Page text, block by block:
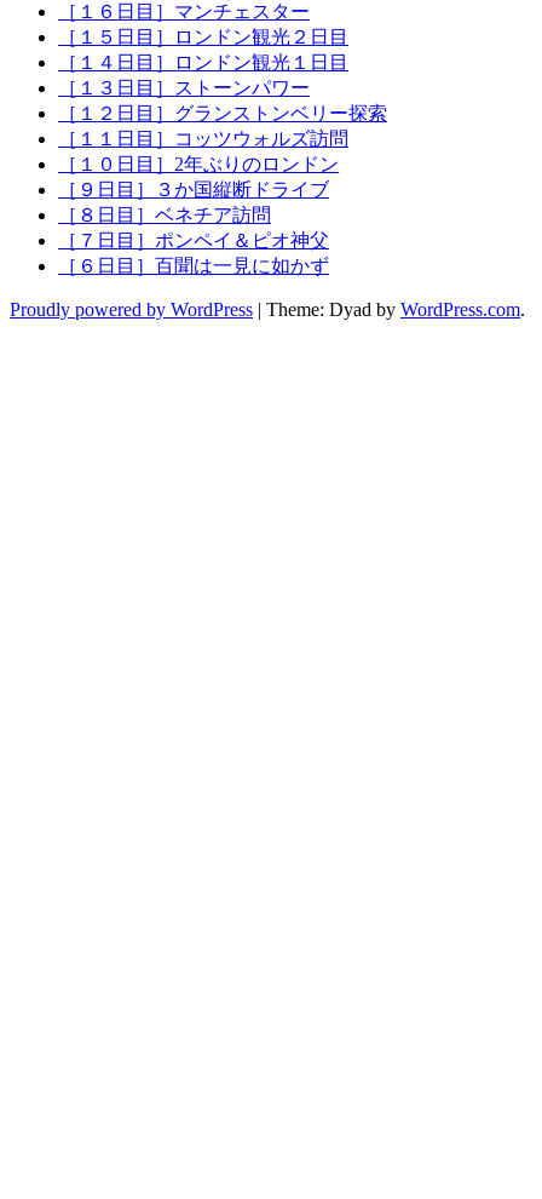
［１６日目］マンチェスター
［１５日目］ロンドン観光２日目
［１４日目］ロンドン観光１日目
［１３日目］ストーンパワー
［１２日目］グランストンベリー探索
［１１日目］コッツウォルズ訪問
［１０日目］2年ぶりのロンドン
［９日目］３か国縦断ドライブ
［８日目］ベネチア訪問
［７日目］ポンペイ＆ピオ神父
［６日目］百聞は一見に如かず
Proudly powered by WordPress | Theme: Dyad by WordPress.com.